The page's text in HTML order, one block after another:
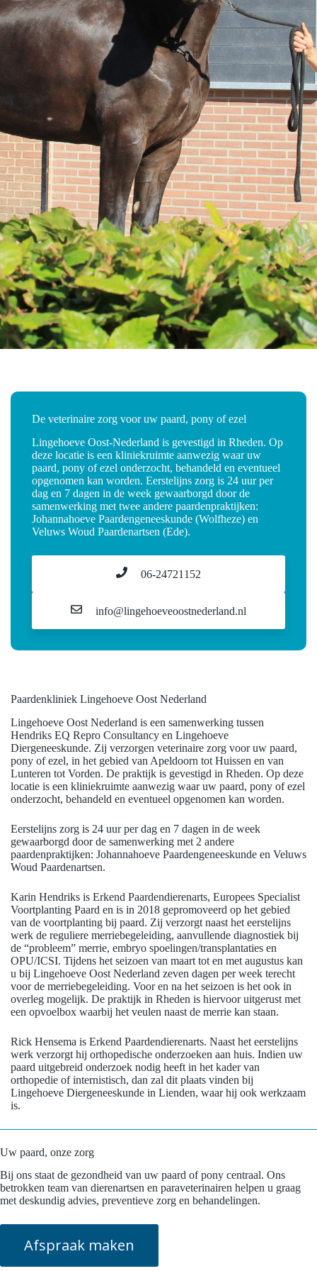
De veterinaire zorg voor uw paard, pony of ezel
Lingehoeve Oost-Nederland is gevestigd in Rheden. Op
deze locatie is een kliniekruimte aanwezig waar uw
paard, pony of ezel onderzocht, behandeld en eventueel
opgenomen kan worden. Eerstelijns zorg is 24 uur per
dag en 7 dagen in de week gewaarborgd door de
samenwerking met twee andere paardenpraktijken:
Johannahoeve Paardengeneeskunde (Wolfheze) en
Veluws Woud Paardenartsen (Ede).
06-24721152
info@lingehoeveoostnederland.nl
Paardenkliniek Lingehoeve Oost Nederland
Lingehoeve Oost Nederland is een samenwerking tussen
Hendriks EQ Repro Consultancy en Lingehoeve
Diergeneeskunde. Zij verzorgen veterinaire zorg voor uw paard,
pony of ezel, in het gebied van Apeldoorn tot Huissen en van
Lunteren tot Vorden. De praktijk is gevestigd in Rheden. Op deze
locatie is een kliniekruimte aanwezig waar uw paard, pony of ezel
onderzocht, behandeld en eventueel opgenomen kan worden.
Eerstelijns zorg is 24 uur per dag en 7 dagen in de week
gewaarborgd door de samenwerking met 2 andere
paardenpraktijken: Johannahoeve Paardengeneeskunde en Veluws
Woud Paardenartsen.
Karin Hendriks is Erkend Paardendierenarts, Europees Specialist
Voortplanting Paard en is in 2018 gepromoveerd op het gebied
van de voortplanting bij paard. Zij verzorgt naast het eerstelijns
werk de reguliere merriebegeleiding, aanvullende diagnostiek bij
de “probleem” merrie, embryo spoelingen/transplantaties en
OPU/ICSI. Tijdens het seizoen van maart tot en met augustus kan
u bij Lingehoeve Oost Nederland zeven dagen per week terecht
voor de merriebegeleiding. Voor en na het seizoen is het ook in
overleg mogelijk. De praktijk in Rheden is hiervoor uitgerust met
een opvoelbox waarbij het veulen naast de merrie kan staan.
Rick Hensema is Erkend Paardendierenarts. Naast het eerstelijns
werk verzorgt hij orthopedische onderzoeken aan huis. Indien uw
paard uitgebreid onderzoek nodig heeft in het kader van
orthopedie of internistisch, dan zal dit plaats vinden bij
Lingehoeve Diergeneeskunde in Lienden, waar hij ook werkzaam
is.
Uw paard, onze zorg
Bij ons staat de gezondheid van uw paard of pony centraal. Ons
betrokken team van dierenartsen en paraveterinairen helpen u graag
met deskundig advies, preventieve zorg en behandelingen.
Afspraak maken